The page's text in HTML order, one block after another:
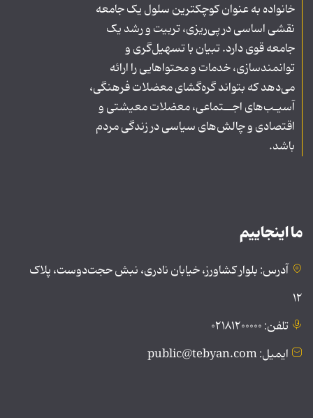
خانواده به عنوان کوچکترین سلول یک جامعه
نقشی اساسی در پی‌ریزی، تربیت و رشد یک
جامعه قوی دارد. تبیان با تسهیل‌گری و
توانمندسازی، خدمات و محتواهایی را ارائه
می‌دهد که بتواند گره‌گشای معضلات فرهنگی،
آسیـب‌های اجــتماعی، معضلات معیشتی و
اقتصادی و چالش‌های سیاسی در زندگی مردم
باشد.
ما اینجاییم
آدرس: بلوار کشاورز، خیابان نادری، نبش حجت‌دوست، پلاک
۱۲
تلفن: ۰۲۱۸۱۲۰۰۰۰۰
ایمیل: public@tebyan.com